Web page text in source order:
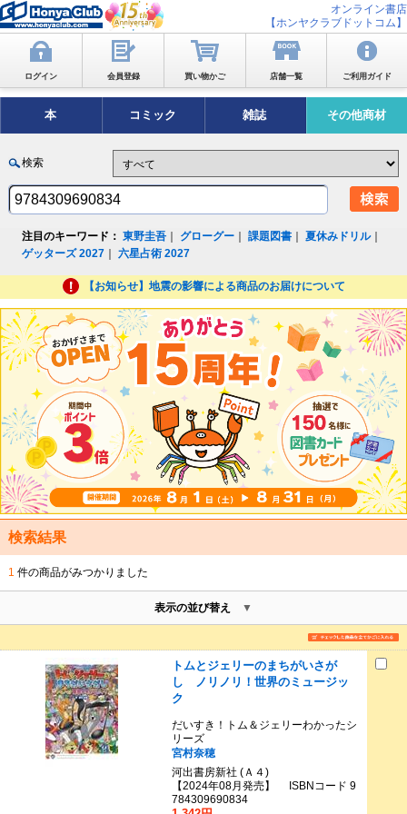
オンライン書店
【ホンヤクラブドットコム】
ログイン 会員登録 買い物かご 店舗一覧 ご利用ガイド
本 コミック 雑誌 その他商材
検索
注目のキーワード： 東野圭吾 グローグー ｜課題図書 ｜夏休みドリル｜
ゲッターズ 2027 ｜六星占術 2027
【お知らせ】地震の影響による商品のお届けについて
検索結果
1 件の商品がみつかりました
表示の並び替え
トムとジェリーのまちがいさが
し ノリノリ！世界のミュージッ
ク
だいすき！トム＆ジェリーわかったシ
リーズ
宮村奈穂
河出書房新社 (Ａ４)
【2024年08月発売】 ISBNコード 9
784309690834